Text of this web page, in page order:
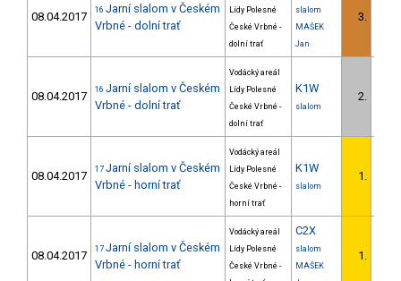
08.04.2017 16 Jarní slalom v Českém
Vrbné - dolní trať
Lídy Polesné
České Vrbné -
dolní trať
slalom
MAŠEK
Jan
3.
08.04.2017 16 Jarní slalom v Českém
Vrbné - dolní trať
Vodácký areál
Lídy Polesné
České Vrbné -
dolní trať
K1W
slalom
2.
08.04.2017 17 Jarní slalom v Českém
Vrbné - horní trať
Vodácký areál
Lídy Polesné
České Vrbné -
horní trať
K1W
slalom
1.
08.04.2017 17 Jarní slalom v Českém
Vrbné - horní trať
Vodácký areál
Lídy Polesné
České Vrbné -
C2X
slalom
MAŠEK
1.